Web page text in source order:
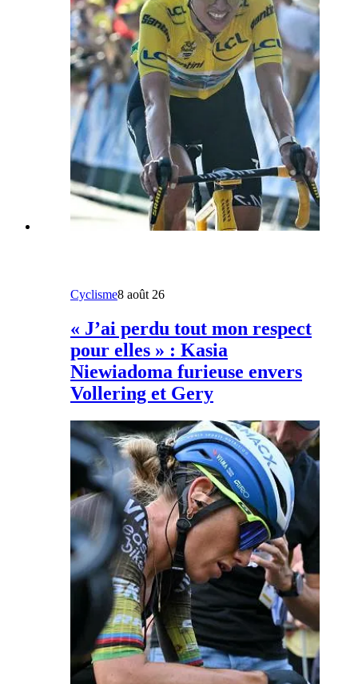
Cyclisme8 août 26
« J’ai perdu tout mon respect
pour elles » : Kasia
Niewiadoma furieuse envers
Vollering et Gery